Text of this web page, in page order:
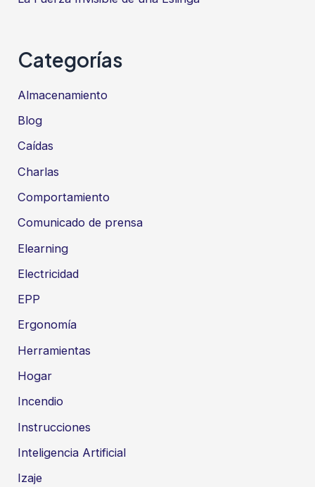
Categorías
Almacenamiento
Blog
Caídas
Charlas
Comportamiento
Comunicado de prensa
Elearning
Electricidad
EPP
Ergonomía
Herramientas
Hogar
Incendio
Instrucciones
Inteligencia Artificial
Izaje